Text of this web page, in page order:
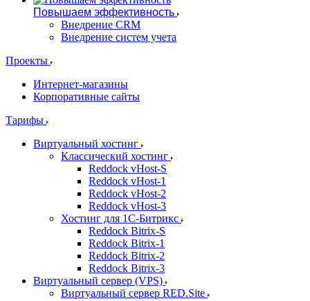
Повышаем эффективность
Внедрение CRM
Внедрение систем учета
Проекты
Интернет-магазины
Корпоративные сайты
Тарифы
Виртуальный хостинг
Классический хостинг
Reddock vHost-S
Reddock vHost-1
Reddock vHost-2
Reddock vHost-3
Хостинг для 1С-Битрикс
Reddock Bitrix-S
Reddock Bitrix-1
Reddock Bitrix-2
Reddock Bitrix-3
Виртуальный сервер (VPS)
Виртуальный сервер RED.Site